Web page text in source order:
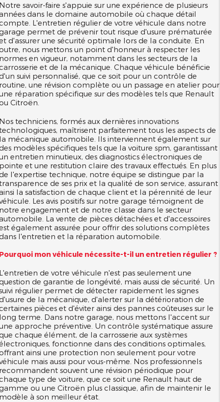
savoir-faire s'appuie sur une expérience de plusieurs
dans le domaine automobile où chaque détail
L'entretien régulier de votre véhicule dans notre
permet de prévenir tout risque d'usure prématurée
d'assurer une sécurité optimale lors de la conduite. En
nous mettons un point d'honneur à respecter les
en vigueur, notamment dans les secteurs de la
et de la mécanique. Chaque véhicule bénéficie
suivi personnalisé, que ce soit pour un contrôle de
une révision complète ou un passage en atelier pour
réparation spécifique sur des modèles tels que Renault
Citroën.
techniciens, formés aux dernières innovations
maîtrisent parfaitement tous les aspects de
mécanique automobile. Ils interviennent également sur
modèles spécifiques tels que la voiturespm, garantissant
entretien minutieux, des diagnostics électroniques de
et une restitution claire des travaux effectués. En plus
l'expertise technique, notre équipe se distingue par la
de ses prix et la qualité de son service, assurant
la satisfaction de chaque client et la pérennité de leur
Les avis positifs sur notre garage témoignent de
engagement et de notre classe dans le secteur
La vente de pièces détachées et d'accessoires
également assurée pour offrir des solutions complètes
l'entretien et la réparation automobile.
mon véhicule nécessite-t-il un entretien régulier ?
de votre véhicule n'est pas seulement une
de garantie de longévité, mais aussi de sécurité. Un
régulier permet de détecter rapidement les signes
de la mécanique, d'alerter sur la détérioration de
pièces et d'éviter ainsi des pannes coûteuses sur le
terme. Dans notre garage, nous mettons l'accent sur
approche préventive. Un contrôle systématique assure
chaque élément, de la carrosserie aux systèmes
fonctionne dans des conditions optimales,
ainsi une protection non seulement pour votre
mais aussi pour vous-même. Nos professionnels
souvent une révision périodique pour
type de voiture, que ce soit une Renault haut de
ou une Citroën plus classique, afin de maintenir le
à son meilleur état.